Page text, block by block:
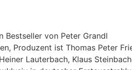
Bestseller von Peter Grandl
Produzent ist Thomas Peter
Lauterbach, Klaus